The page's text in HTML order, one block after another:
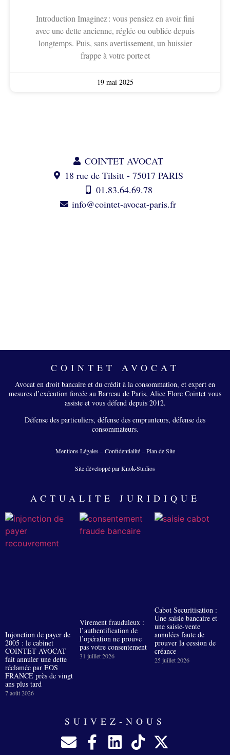
Introduction Imaginez : vous pensiez en avoir fini
avec une dette ancienne, réglée ou oubliée depuis
longtemps. Puis, sans avertissement, un huissier
frappe à votre porte et
19 mai 2025
COINTET AVOCAT
18 rue de Tilsitt - 75017 PARIS
01.83.64.69.78
info@cointet-avocat-paris.fr
COINTET AVOCAT
Avocat en droit bancaire et du crédit à la consommation, et expert en
mesures d’exécution forcée au Barreau de Paris, Alice Flore Cointet vous
assiste et vous défend depuis 2012.
Défense des particuliers, défense des emprunteurs, défense des
consommateurs.
Mentions Légales–Confidentialité–Plan de Site
Site développé par Knok-Studios
ACTUALITE JURIDIQUE
Injonction de payer de
2005 : le cabinet
COINTET AVOCAT
fait annuler une dette
réclamée par EOS
FRANCE près de vingt
ans plus tard
7 août 2026
Virement frauduleux :
l’authentification de
l’opération ne prouve
pas votre consentement
31 juillet 2026
Cabot Securitisation :
Une saisie bancaire et
une saisie-vente
annulées faute de
prouver la cession de
créance
25 juillet 2026
SUIVEZ-NOUS